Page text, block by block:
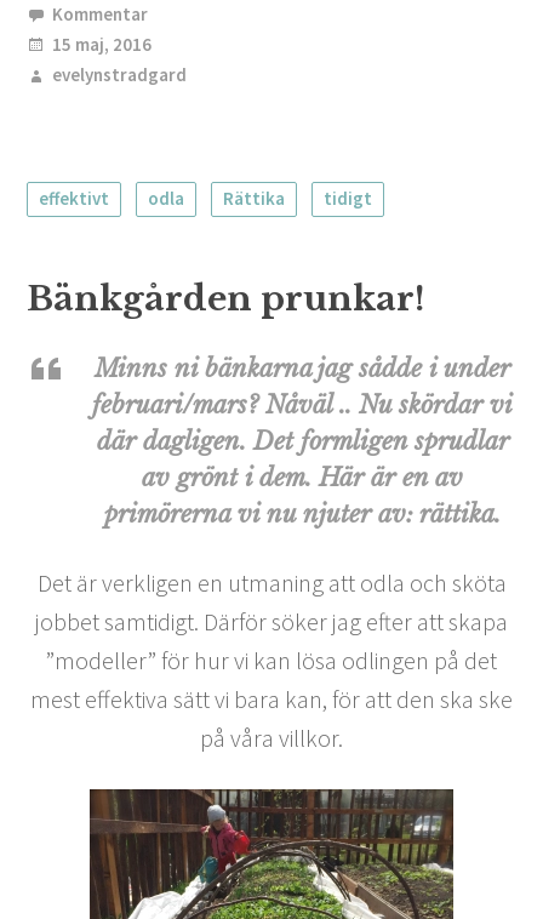
Kommentar
15 maj, 2016
evelynstradgard
effektivt odla Rättika tidigt
Bänkgården prunkar!
Minns ni bänkarna jag sådde i under
februari/mars? Nåväl .. Nu skördar vi
där dagligen. Det formligen sprudlar
av grönt i dem. Här är en av
primörerna vi nu njuter av: rättika.
Det är verkligen en utmaning att odla och sköta
jobbet samtidigt. Därför söker jag efter att skapa
”modeller” för hur vi kan lösa odlingen på det
mest effektiva sätt vi bara kan, för att den ska ske
på våra villkor.